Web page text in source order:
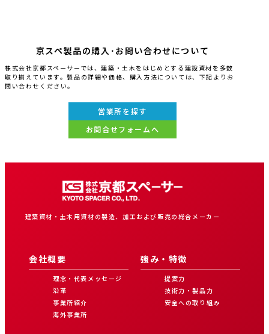
京スペ製品の購入･お問い合わせについて
株式会社京都スペーサーでは、建築・土木をはじめとする建設資材を多数
取り揃えています。製品の詳細や価格、購入方法については、下記よりお
問い合わせください。
営業所を探す
お問合せフォームへ
建築資材・土木用資材の製造、加工および販売の総合メーカー
会社概要
理念・代表メッセージ
沿革
事業所紹介
海外事業所
強み・特徴
提案力
技術力・製品力
安全への取り組み